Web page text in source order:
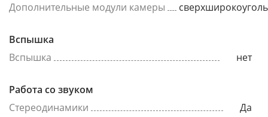
Дополнительные модули камеры
Вспышка
Вспышка
нет
Работа со звуком
Стереодинамики
Да